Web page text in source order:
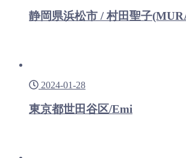
静岡県浜松市 / 村田聖子
2024-01-28
東京都世田谷区/Emi